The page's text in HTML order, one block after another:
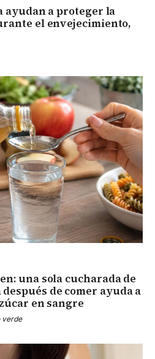
ayudan a proteger la
el envejecimiento,
una sola cucharada de
de comer ayuda a
en sangre
verde